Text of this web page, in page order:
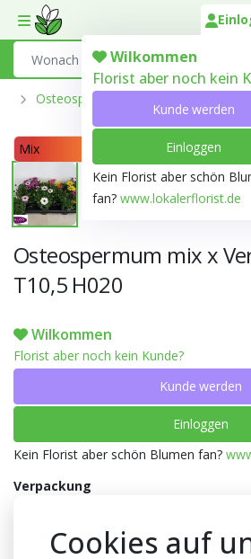
Toggle mobile menu
Wilkommen
Florist aber noch kein
Kunde werden
Einloggen
Kein Florist aber schön
fan? www.lokalerflorist.de
Osteospermum
Mix
Osteospermum mix x
T10,5 H020
Wilkommen
Florist aber noch kein Kunde?
Kunde werden
Einloggen
Kein Florist aber schön Blumen fan?
Verpackung
Cookies auf